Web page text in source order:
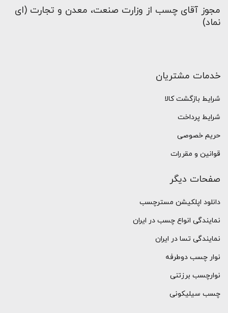
مجوز آقای چسب از وزارت صنعت، معدن و تجارت (ای
نماد)
خدمات مشتریان
شرایط بازگشت کالا
شرایط پرداخت
حریم خصوصی
قوانین و مقررات
صفحات دیگر
دانلود اپلکیشن مسترچسب
نمایندگی انواع چسب در ایران
نمایندگی تسا در ایران
نوار چسب دوطرفه
نوارچسب برزتنی
چسب سیلیکونی